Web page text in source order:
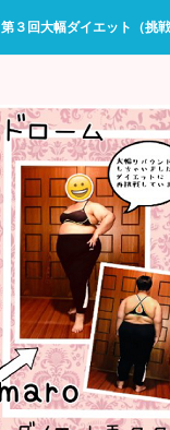
第３回大幅ダイエット（挑